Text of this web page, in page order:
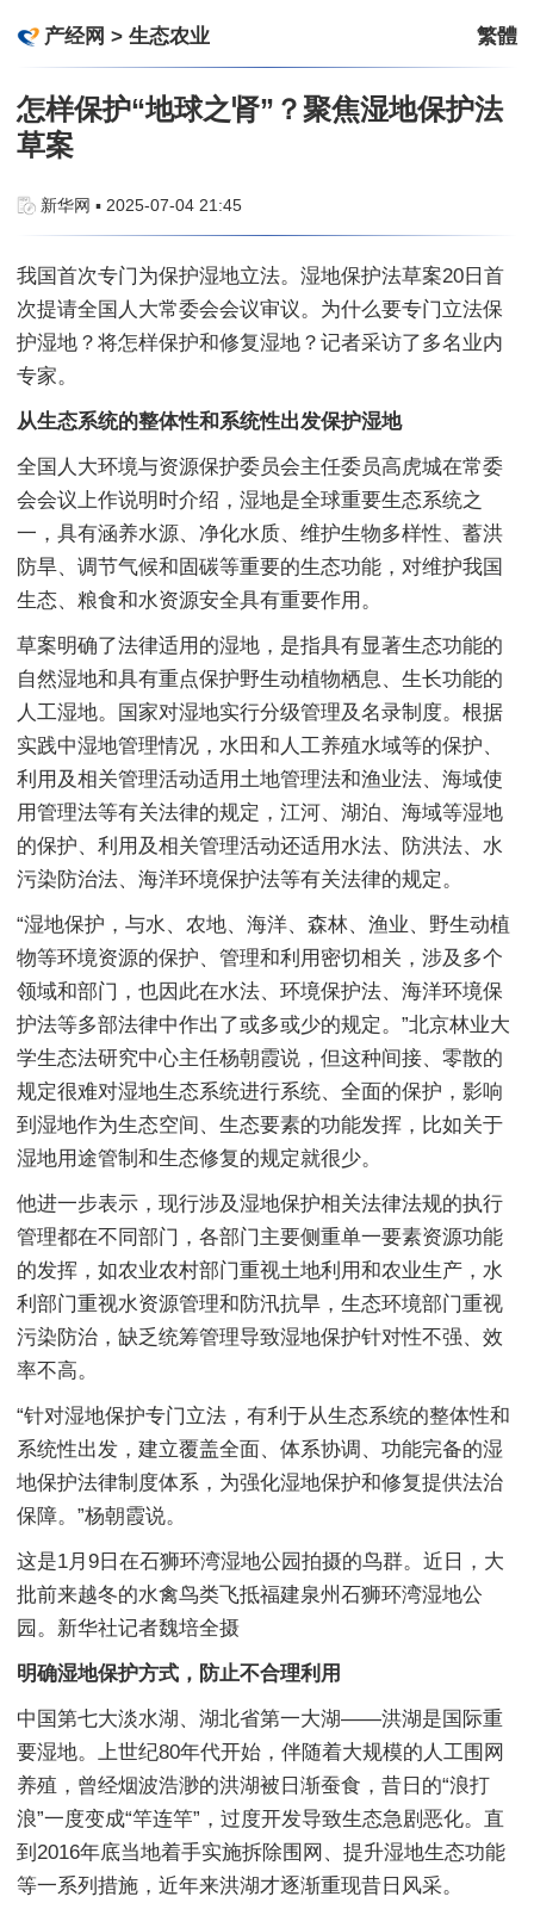
产经网 > 生态农业 繁體
怎样保护“地球之肾”？聚焦湿地保护法
草案
新华网 ▪ 2025-07-04 21:45
我国首次专门为保护湿地立法。湿地保护法草案20日首
次提请全国人大常委会会议审议。为什么要专门立法保
护湿地？将怎样保护和修复湿地？记者采访了多名业内
专家。
从生态系统的整体性和系统性出发保护湿地
全国人大环境与资源保护委员会主任委员高虎城在常委
会会议上作说明时介绍，湿地是全球重要生态系统之
一，具有涵养水源、净化水质、维护生物多样性、蓄洪
防旱、调节气候和固碳等重要的生态功能，对维护我国
生态、粮食和水资源安全具有重要作用。
草案明确了法律适用的湿地，是指具有显著生态功能的
自然湿地和具有重点保护野生动植物栖息、生长功能的
人工湿地。国家对湿地实行分级管理及名录制度。根据
实践中湿地管理情况，水田和人工养殖水域等的保护、
利用及相关管理活动适用土地管理法和渔业法、海域使
用管理法等有关法律的规定，江河、湖泊、海域等湿地
的保护、利用及相关管理活动还适用水法、防洪法、水
污染防治法、海洋环境保护法等有关法律的规定。
“湿地保护，与水、农地、海洋、森林、渔业、野生动植
物等环境资源的保护、管理和利用密切相关，涉及多个
领域和部门，也因此在水法、环境保护法、海洋环境保
护法等多部法律中作出了或多或少的规定。”北京林业大
学生态法研究中心主任杨朝霞说，但这种间接、零散的
规定很难对湿地生态系统进行系统、全面的保护，影响
到湿地作为生态空间、生态要素的功能发挥，比如关于
湿地用途管制和生态修复的规定就很少。
他进一步表示，现行涉及湿地保护相关法律法规的执行
管理都在不同部门，各部门主要侧重单一要素资源功能
的发挥，如农业农村部门重视土地利用和农业生产，水
利部门重视水资源管理和防汛抗旱，生态环境部门重视
污染防治，缺乏统筹管理导致湿地保护针对性不强、效
率不高。
“针对湿地保护专门立法，有利于从生态系统的整体性和
系统性出发，建立覆盖全面、体系协调、功能完备的湿
地保护法律制度体系，为强化湿地保护和修复提供法治
保障。”杨朝霞说。
这是1月9日在石狮环湾湿地公园拍摄的鸟群。近日，大
批前来越冬的水禽鸟类飞抵福建泉州石狮环湾湿地公
园。新华社记者魏培全摄
明确湿地保护方式，防止不合理利用
中国第七大淡水湖、湖北省第一大湖——洪湖是国际重
要湿地。上世纪80年代开始，伴随着大规模的人工围网
养殖，曾经烟波浩渺的洪湖被日渐蚕食，昔日的“浪打
浪”一度变成“竿连竿”，过度开发导致生态急剧恶化。直
到2016年底当地着手实施拆除围网、提升湿地生态功能
等一系列措施，近年来洪湖才逐渐重现昔日风采。